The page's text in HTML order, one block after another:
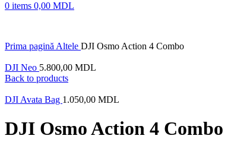
0 items 0,00 MDL
Prima pagină Altele DJI Osmo Action 4 Combo
DJI Neo 5.800,00 MDL
Back to products
DJI Avata Bag 1.050,00 MDL
DJI Osmo Action 4 Combo